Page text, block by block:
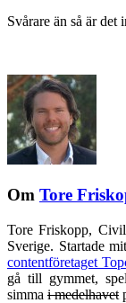
Svårare än så är
Om Tore
Tore Friskopp,
Sverige. Startade
contentföretaget
gå till gymmet,
simma i medelhavet